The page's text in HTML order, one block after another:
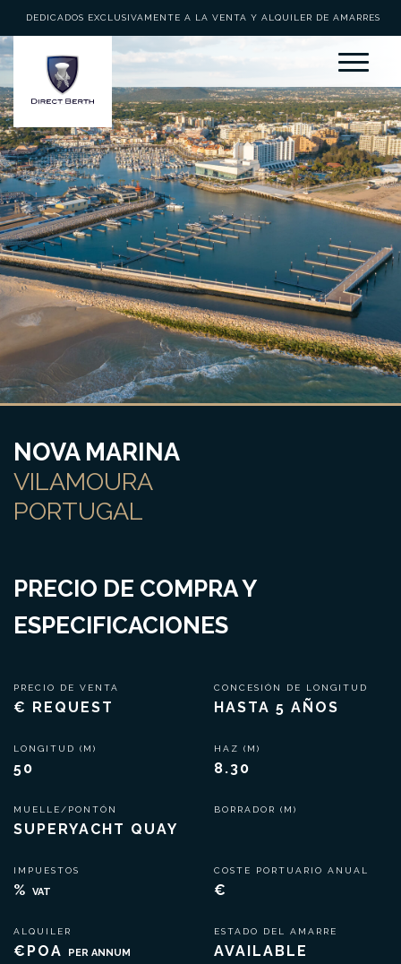
DEDICADOS EXCLUSIVAMENTE A LA VENTA Y ALQUILER DE AMARRES
NOVA MARINA
VILAMOURA
PORTUGAL
PRECIO DE COMPRA Y
ESPECIFICACIONES
PRECIO DE VENTA
€ REQUEST
LONGITUD (M)
50
MUELLE/PONTÓN
SUPERYACHT QUAY
IMPUESTOS
% VAT
ALQUILER
€POA PER ANNUM
CONCESIÓN DE LONGITUD
HASTA 5 AÑOS
HAZ (M)
8.30
BORRADOR (M)
COSTE PORTUARIO ANUAL
€
ESTADO DEL AMARRE
AVAILABLE